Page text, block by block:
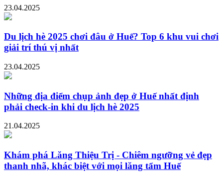
23.04.2025
Du lịch hè 2025 chơi đâu ở Huế? Top 6 khu vui chơi
giải trí thú vị nhất
23.04.2025
Những địa điểm chụp ảnh đẹp ở Huế nhất định
phải check-in khi du lịch hè 2025
21.04.2025
Khám phá Lăng Thiệu Trị - Chiêm ngưỡng vẻ đẹp
thanh nhã, khác biệt với mọi lăng tẩm Huế